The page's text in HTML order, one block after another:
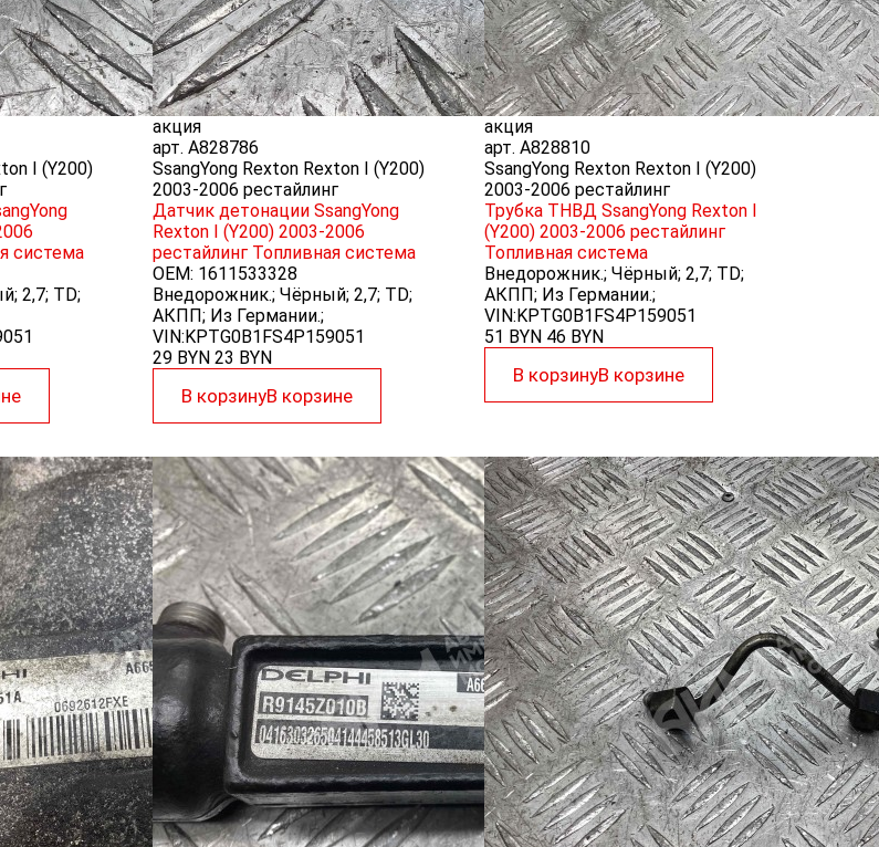
I (Y200)
система
2,7; TD;
акция
арт. A828786
SsangYong Rexton Rexton I (Y200)
2003-2006 рестайлинг
Датчик детонации SsangYong
Rexton I (Y200) 2003-2006
рестайлинг Топливная система
OEM: 1611533328
Внедорожник.; Чёрный; 2,7; TD;
АКПП; Из Германии.;
VIN:KPTG0B1FS4P159051
29 BYN 23 BYN
В корзинуВ корзине
акция
арт. A828810
SsangYong Rexton Rexton I (Y200)
2003-2006 рестайлинг
Трубка ТНВД SsangYong Rexton I
(Y200) 2003-2006 рестайлинг
Топливная система
Внедорожник.; Чёрный; 2,7; TD;
АКПП; Из Германии.;
VIN:KPTG0B1FS4P159051
51 BYN 46 BYN
В корзинуВ корзине